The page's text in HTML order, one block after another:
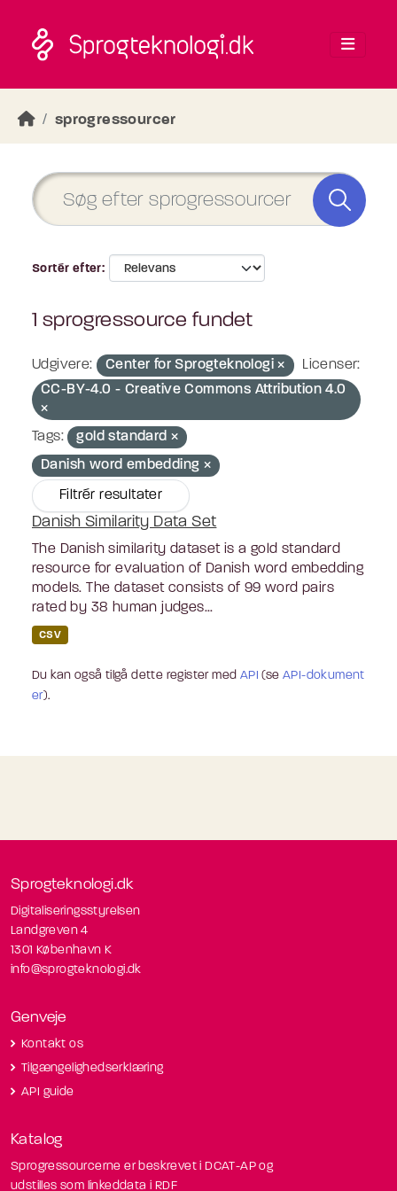
sprogressourcer
Sortér efter
1 sprogressource fundet
Udgivere: Center for Sprogteknologi
Licenser:
CC-BY-4.0 - Creative Commons Attribution 4.0
Tags:
gold standard
Danish word embedding
Filtrér resultater
Danish Similarity Data Set
The Danish similarity dataset is a gold standard
resource for evaluation of Danish word embedding
models. The dataset consists of 99 word pairs
rated by 38 human judges...
CSV
Du kan også tilgå dette register med API (seAPI-dokument
er).
Sprogteknologi.dk
Digitaliseringsstyrelsen
Landgreven 4
1301 København K
info@sprogteknologi.dk
Genveje
Kontakt os
Tilgængelighedserklæring
API guide
Katalog
Sprogressourcerne er beskrevet i DCAT-AP og
udstilles som linkeddata i RDF